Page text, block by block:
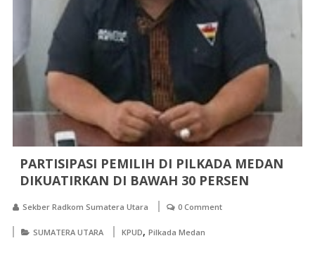
PARTISIPASI PEMILIH DI PILKADA MEDAN
DIKUATIRKAN DI BAWAH 30 PERSEN
Sekber Radkom Sumatera Utara 0 Comment
SUMATERA UTARA KPUD, Pilkada Medan